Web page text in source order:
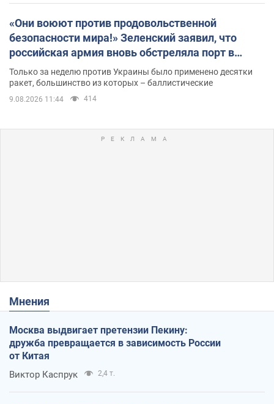
«Они воюют против продовольственной
безопасности мира!» Зеленский заявил, что
российская армия вновь обстреляла порт в
Одессе
Только за неделю против Украины было применено десятки
ракет, большинство из которых – баллистические
9.08.2026 11:44 414
Мнения
Москва выдвигает претензии Пекину:
дружба превращается в зависимость России
от Китая
Виктор Каспрук 2,4 т.